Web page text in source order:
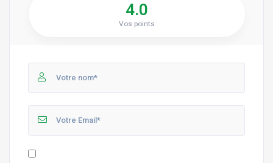
4.0
Vos points